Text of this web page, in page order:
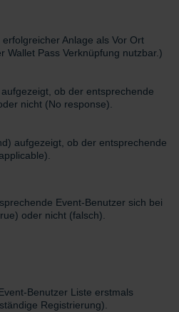
Anlage als Vor Ort
Wallet Pass Verknüpfung nutzbar.)
ob der entsprechende
nicht (No response).
aufgezeigt, ob der entsprechende
Event-Benutzer sich bei
oder nicht (falsch).
Benutzer Liste erstmals
Registrierung).